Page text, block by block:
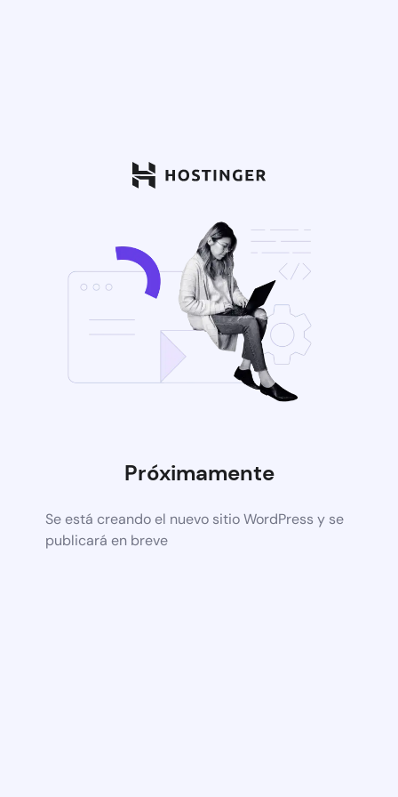
Próximamente
Se está creando el nuevo sitio WordPress y se
publicará en breve